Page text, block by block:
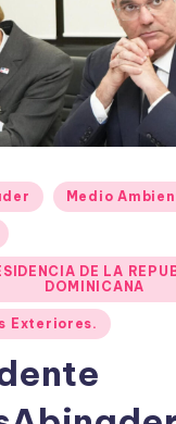
Medio
DE LA
DOMINICANA
Exteriores.